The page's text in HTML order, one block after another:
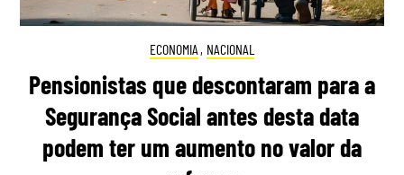
ECONOMIA , NACIONAL
Pensionistas que descontaram para a
Segurança Social antes desta data
podem ter um aumento no valor da